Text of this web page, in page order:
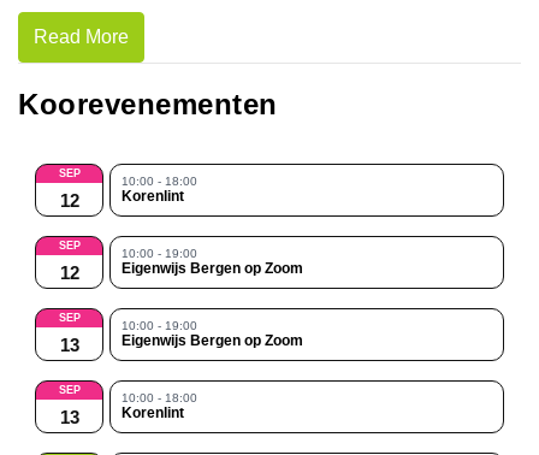
Read More
Koorevenementen
SEP
12
10:00 - 18:00
Korenlint
SEP
12
10:00 - 19:00
Eigenwijs Bergen op Zoom
SEP
13
10:00 - 19:00
Eigenwijs Bergen op Zoom
SEP
13
10:00 - 18:00
Korenlint